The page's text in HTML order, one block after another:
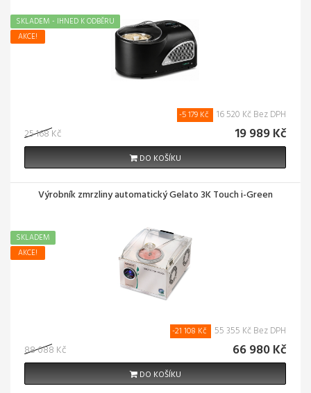
AKCE!
SKLADEM - IHNED K ODBĚRU
25 168 Kč
-5 179 Kč 16 520 Kč Bez DPH
19 989 Kč
DO KOŠÍKU
Výrobník zmrzliny automatický Gelato 3K Touch i-Green
AKCE!
SKLADEM
88 088 Kč
-21 108 Kč 55 355 Kč Bez DPH
66 980 Kč
DO KOŠÍKU